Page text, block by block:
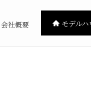
会社概要 モデルハ